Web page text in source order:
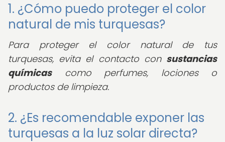
1. ¿Cómo puedo proteger el color
natural de mis turquesas?
Para proteger el color natural de tus
turquesas, evita el contacto con sustancias
químicascomo perfumes, lociones o
productos de limpieza.
2. ¿Es recomendable exponer las
turquesas a la luz solar directa?